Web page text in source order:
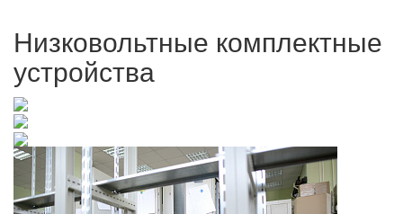
Низковольтные комплектные
устройства